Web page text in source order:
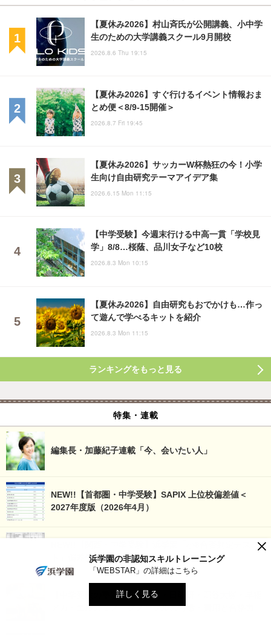
【夏休み2026】村山斉氏が公開講義、小中学
生のための大学講義スクール9月開校
2026.8.6 Thu 19:15
【夏休み2026】すぐ行けるイベント情報おま
とめ便＜8/9-15開催＞
2026.8.7 Fri 19:45
【夏休み2026】サッカーW杯熱狂の今！小学
生向け自由研究テーマアイデア集
2026.6.15 Mon 11:15
【中学受験】今週末行ける中高一貫「学校見
学」8/8…桜蔭、品川女子など10校
2026.8.3 Mon 10:15
【夏休み2026】自由研究もおでかけも…作っ
て遊んで学べるキットを紹介
2026.8.3 Mon 11:15
ランキングをもっと見る
特集・連載
編集長・加藤紀子連載「今、会いたい人」
NEW!!【首都圏・中学受験】SAPIX 上位校偏差値＜
2027年度版（2026年4月）
ト」偏差値一覧
【中学受験の塾選び】SAPIX・日能研・四谷大塚・早稲
アカ・エルカミノ・グノーブルの特徴・費用と合格力
×
浜学園の非認知スキルトレーニング
「WEBSTAR」の詳細はこちら
詳しく見る